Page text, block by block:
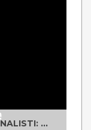
UNO TWO DREI 2015/2016, I FINALISTI: CLASSE IV ALS ISTITUTO "DEGASPERI" BORGO VALSUGANA